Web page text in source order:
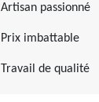
Artisan passionné
Prix imbattable
Travail de qualité